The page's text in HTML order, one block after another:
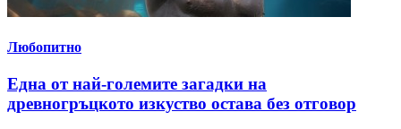
Любопитно
Една от най-големите загадки на
древногръцкото изкуство остава без отговор